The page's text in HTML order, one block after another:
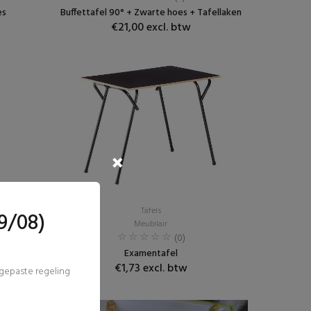
Buffettafel 90° + Zwarte hoes + Tafellaken
€21,00 excl. btw
Tafels
Meubilair
(0)
Examentafel
€1,73 excl. btw
08)
regeling